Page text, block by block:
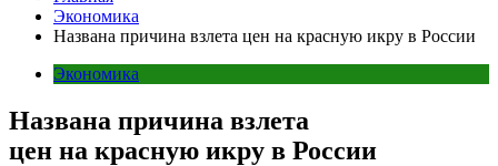
Экономика
Названа причина взлета цен на красную икру в России
Экономика
Названа причина взлета
цен на красную икру в России